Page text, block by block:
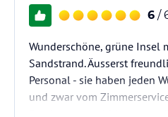
6 /
Wunderschöne, grüne Insel
Sandstrand. Äusserst
Personal - sie haben jeden
und zwar vom